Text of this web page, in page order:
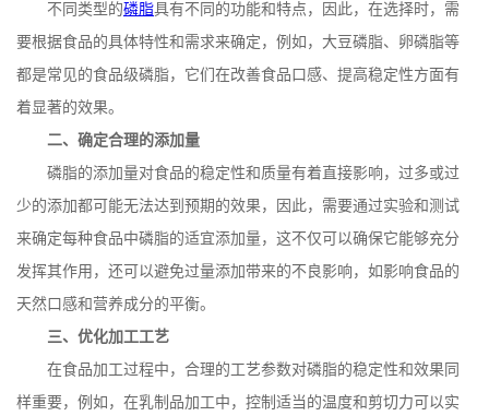
不同类型的磷脂具有不同的功能和特点，因此，在选择时，需
要根据食品的具体特性和需求来确定，例如，大豆磷脂、卵磷脂等
都是常见的食品级磷脂，它们在改善食品口感、提高稳定性方面有
着显著的效果。
二、确定合理的添加量
磷脂的添加量对食品的稳定性和质量有着直接影响，过多或过
少的添加都可能无法达到预期的效果，因此，需要通过实验和测试
来确定每种食品中磷脂的适宜添加量，这不仅可以确保它能够充分
发挥其作用，还可以避免过量添加带来的不良影响，如影响食品的
天然口感和营养成分的平衡。
三、优化加工工艺
在食品加工过程中，合理的工艺参数对磷脂的稳定性和效果同
样重要，例如，在乳制品加工中，控制适当的温度和剪切力可以实